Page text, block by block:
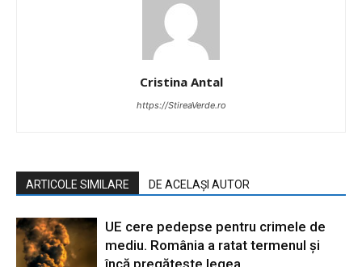
Cristina Antal
https://StireaVerde.ro
ARTICOLE SIMILARE DE ACELAȘI AUTOR
UE cere pedepse pentru crimele de
mediu. România a ratat termenul și
încă pregătește legea